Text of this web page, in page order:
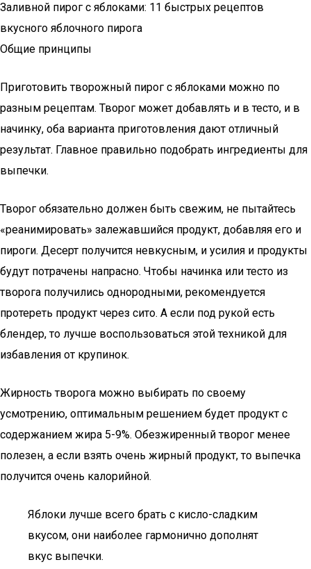
Заливной пирог с яблоками: 11 быстрых рецептов
вкусного яблочного пирога
Общие принципы
Приготовить творожный пирог с яблоками можно по
разным рецептам. Творог может добавлять и в тесто, и в
начинку, оба варианта приготовления дают отличный
результат. Главное правильно подобрать ингредиенты для
выпечки.
Творог обязательно должен быть свежим, не пытайтесь
«реанимировать» залежавшийся продукт, добавляя его и
пироги. Десерт получится невкусным, и усилия и продукты
будут потрачены напрасно. Чтобы начинка или тесто из
творога получились однородными, рекомендуется
протереть продукт через сито. А если под рукой есть
блендер, то лучше воспользоваться этой техникой для
избавления от крупинок.
Жирность творога можно выбирать по своему
усмотрению, оптимальным решением будет продукт с
содержанием жира 5-9%. Обезжиренный творог менее
полезен, а если взять очень жирный продукт, то выпечка
получится очень калорийной.
Яблоки лучше всего брать с кисло-сладким
вкусом, они наиболее гармонично дополнят
вкус выпечки.